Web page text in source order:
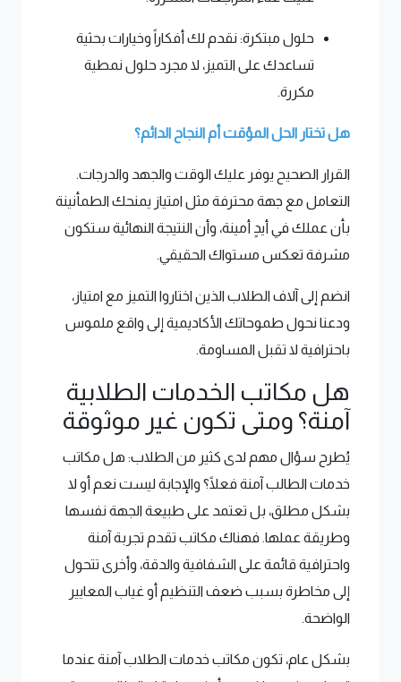
حلول مبتكرة: نقدم لك أفكاراً وخيارات بحثية
تساعدك على التميز، لا مجرد حلول نمطية
مكررة.
هل تختار الحل المؤقت أم النجاح الدائم؟
القرار الصحيح يوفر عليك الوقت والجهد والدرجات.
التعامل مع جهة محترفة مثل امتياز يمنحك الطمأنينة
بأن عملك في أيدٍ أمينة، وأن النتيجة النهائية ستكون
مشرفة تعكس مستواك الحقيقي.
انضم إلى آلاف الطلاب الذين اختاروا التميز مع امتياز،
ودعنا نحول طموحاتك الأكاديمية إلى واقع ملموس
باحترافية لا تقبل المساومة.
هل مكاتب الخدمات الطلابية
آمنة؟ ومتى تكون غير موثوقة
يُطرح سؤال مهم لدى كثير من الطلاب: هل مكاتب
خدمات الطالب آمنة فعلًا؟ والإجابة ليست نعم أو لا
بشكل مطلق، بل تعتمد على طبيعة الجهة نفسها
وطريقة عملها. فهناك مكاتب تقدم تجربة آمنة
واحترافية قائمة على الشفافية والدقة، وأخرى تتحول
إلى مخاطرة بسبب ضعف التنظيم أو غياب المعايير
الواضحة.
بشكل عام، تكون مكاتب خدمات الطلاب آمنة عندما